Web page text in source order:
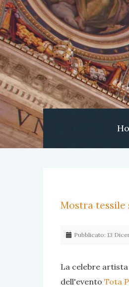
Mostra tessile
Pubblicato: 13
La celebre
dell'evento Tota